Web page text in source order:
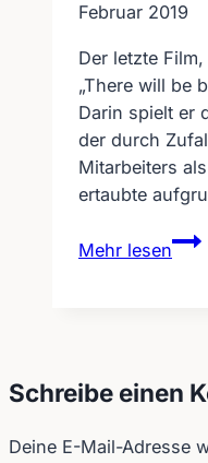
Februar 2019
Der letzte
„There will be
Darin spielt er
der durch
Mitarbeiters
ertaubte
Mehr lesen
Film
Schreibe einen
Deine E-Mail-Adresse